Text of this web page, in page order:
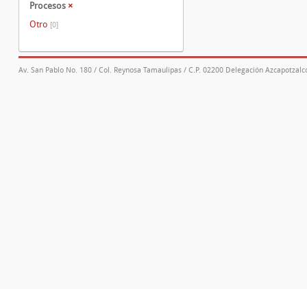
Procesos ×
Otro [0]
Av. San Pablo No. 180 / Col. Reynosa Tamaulipas / C.P. 02200 Delegación